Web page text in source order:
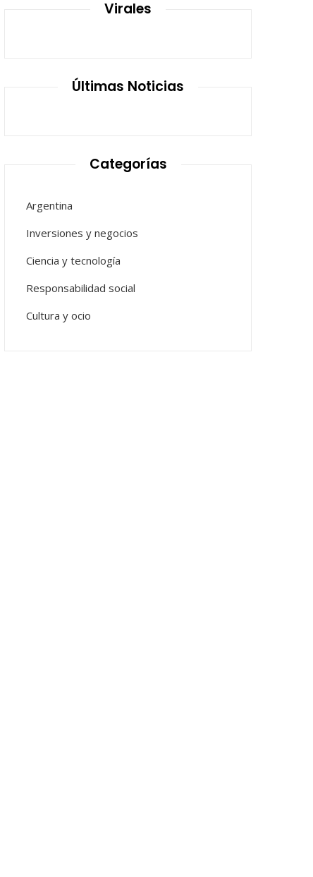
Virales
Últimas Noticias
Categorías
Argentina
Inversiones y negocios
Ciencia y tecnología
Responsabilidad social
Cultura y ocio